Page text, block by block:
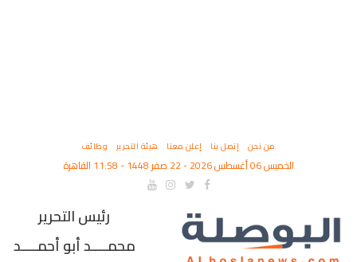
من نحن إتصل بنا إعلن معنا هيئة التحرير وظائف
الخميس 06 أغسطس 2026 - 22 صفر 1448 - 11:58 القاهرة
رئيس التحرير
محمــــد أبو أحمــــد